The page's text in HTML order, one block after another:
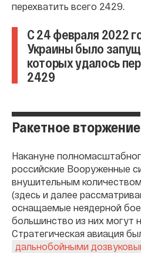
перехватить всего 2429.
С 24 февраля 2022
Украины было
которых удалось
2429
Ракетное вторжение
Накануне
российские Вооруженные
внушительным
(здесь и далее
оснащаемые неядерной
большинство из них могут
Стратегическая авиация
дальнобойными